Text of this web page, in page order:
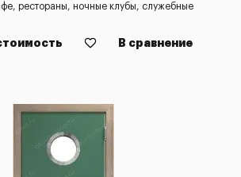
рестораны, ночные клубы, служебные
В сравнение